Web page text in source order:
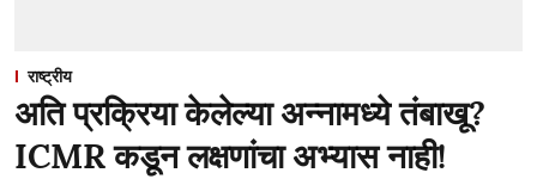
राष्ट्रीय
अति प्रक्रिया केलेल्या अन्नामध्ये तंबाखू?
ICMR कडून लक्षणांचा अभ्यास नाही!